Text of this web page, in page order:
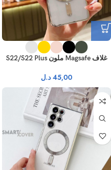
غلاف Magsafe ملون S22/S22 Plus
45,00 د.ل